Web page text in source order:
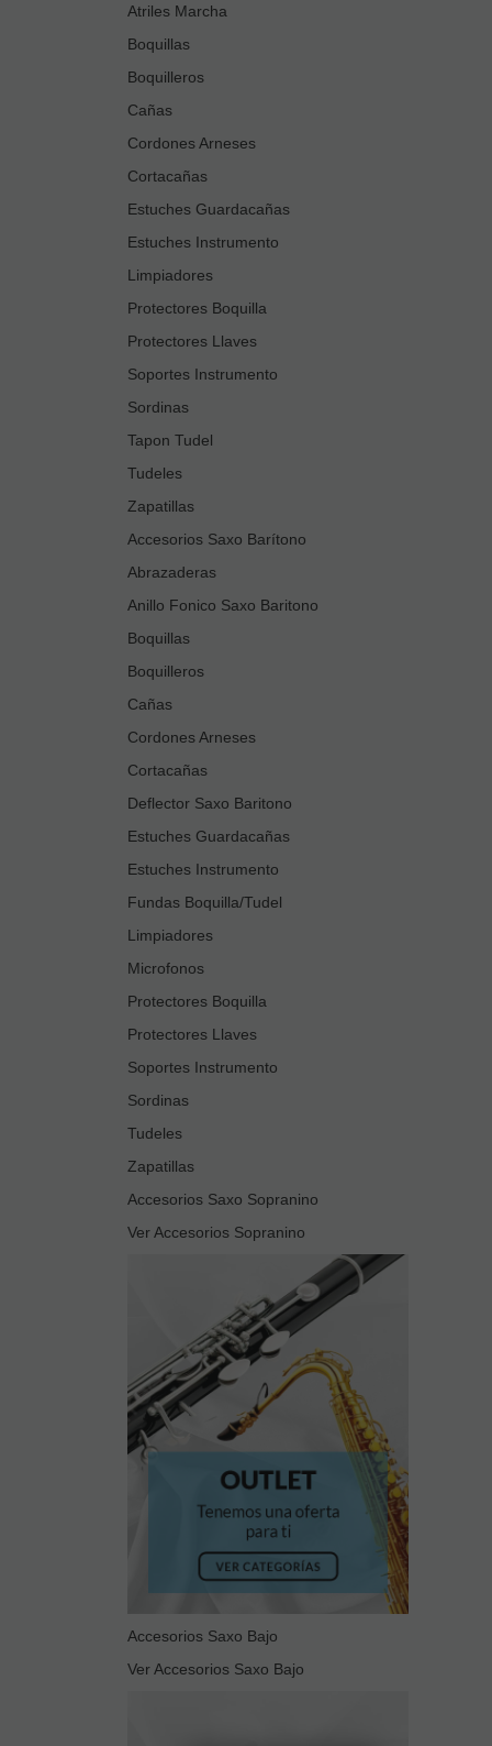
Atriles Marcha
Boquillas
Boquilleros
Cañas
Cordones Arneses
Cortacañas
Estuches Guardacañas
Estuches Instrumento
Limpiadores
Protectores Boquilla
Protectores Llaves
Soportes Instrumento
Sordinas
Tapon Tudel
Tudeles
Zapatillas
Accesorios Saxo Barítono
Abrazaderas
Anillo Fonico Saxo Baritono
Boquillas
Boquilleros
Cañas
Cordones Arneses
Cortacañas
Deflector Saxo Baritono
Estuches Guardacañas
Estuches Instrumento
Fundas Boquilla/Tudel
Limpiadores
Microfonos
Protectores Boquilla
Protectores Llaves
Soportes Instrumento
Sordinas
Tudeles
Zapatillas
Accesorios Saxo Sopranino
Ver Accesorios Sopranino
Accesorios Saxo Bajo
Ver Accesorios Saxo Bajo